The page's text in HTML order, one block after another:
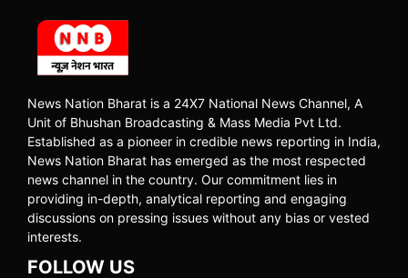
News Nation Bharat is a 24X7 National News Channel, A
Unit of Bhushan Broadcasting & Mass Media Pvt Ltd.
Established as a pioneer in credible news reporting in India,
News Nation Bharat has emerged as the most respected
news channel in the country. Our commitment lies in
providing in-depth, analytical reporting and engaging
discussions on pressing issues without any bias or vested
interests.
FOLLOW US